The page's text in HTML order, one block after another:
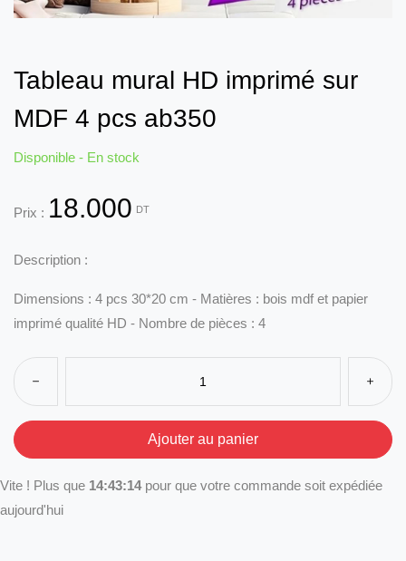
Tableau mural HD imprimé sur
MDF 4 pcs ab350
Disponible - En stock
Prix : 18.000 DT
Description :
Dimensions : 4 pcs 30*20 cm - Matières : bois mdf et papier
imprimé qualité HD - Nombre de pièces : 4
Vite ! Plus que 14:43:14pour que votre commande soit expédiée
aujourd'hui